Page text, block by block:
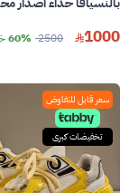
1000
2500 60% خصم
سعر قابل للتفاوض
تخفيضات كبرى